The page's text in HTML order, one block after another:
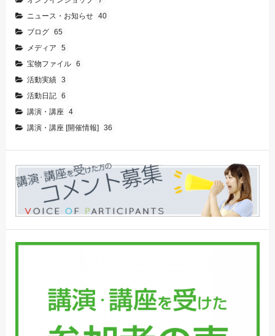
ニュース・お知らせ 40
ブログ 65
メディア
5
宝物ファイル 6
活動実績 3
活動日記 6
講演・講座 4
講演・講座 [開催情報]
36